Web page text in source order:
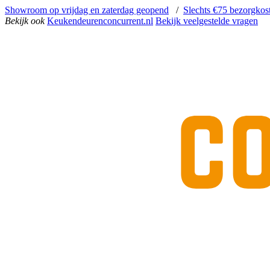
Showroom op vrijdag en zaterdag geopend / Slechts €75
Bekijk ook Keukendeurenconcurrent.nl Bekijk veelgestelde vragen